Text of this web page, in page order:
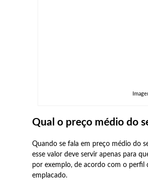
Qual o preço médio do
Quando se fala em preço médio do
esse valor deve servir apenas para
por exemplo, de acordo com o perfil
emplacado.